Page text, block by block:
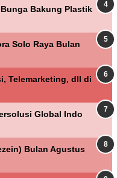
Bakung Plastik
Solo Raya Bulan
Telemarketing, dll di
Global Indo
Bulan Agustus